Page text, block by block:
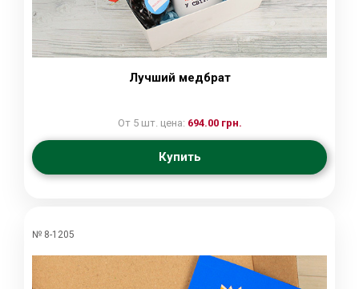
Лучший медбрат
От 5 шт. цена: 694.00 грн.
Купить
№ 8-1205